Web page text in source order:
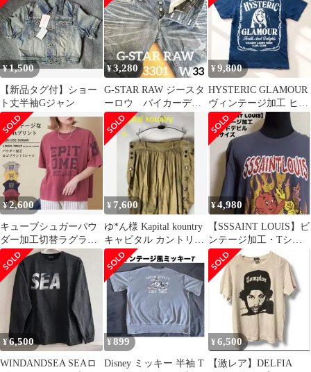
¥1,500
【新品タグ付】ショー
ト丈半袖Gジャン
¥3,280
G-STAR RAW ジースタ
ーロウ バイカーデニ
ム ボタンフライ クラ
ッシュ
¥9,800
HYSTERIC GLAMOUR
ヴィンテージ加工 ヒス
ガール Tシャツ
¥2,600
キューブシュガーパウ
ダー加工切替ラグラン
スリーブTシャツ
¥ 7,600
ゆ*ん様 Kapital kountry
キャピタル カントリー
ショートパンツ
¥4,980
【SSSAINT LOUIS】ビ
ンテージ加工・Tシャ
ツ・レッドデビル・M
サイズ
¥6,500
WINDANDSEA SEAロ
¥ 899
Disney ミッキー 半袖 T
¥ 6,500
【激レア】DELFIA